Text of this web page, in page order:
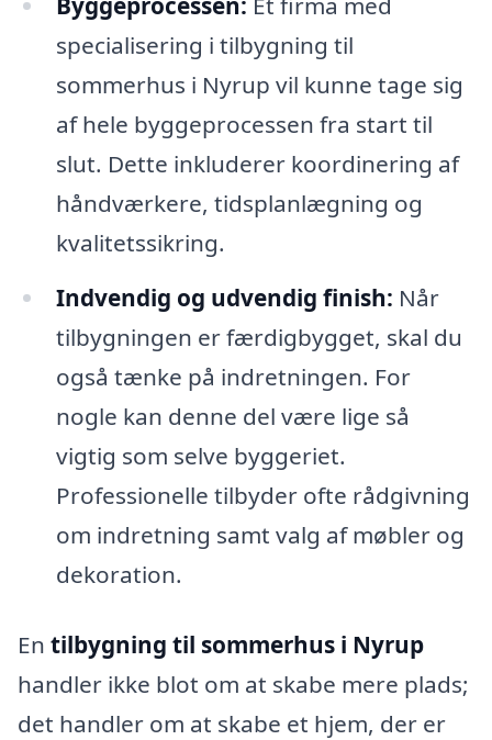
specialisering i tilbygning til
sommerhus i Nyrup vil kunne tage sig
af hele byggeprocessen fra start til
slut. Dette inkluderer koordinering af
håndværkere, tidsplanlægning og
kvalitetssikring.
Indvendig og udvendig finish: Når
tilbygningen er færdigbygget, skal du
også tænke på indretningen. For
nogle kan denne del være lige så
vigtig som selve byggeriet.
Professionelle tilbyder ofte rådgivning
om indretning samt valg af møbler og
dekoration.
En tilbygning til sommerhus i Nyrup
handler ikke blot om at skabe mere plads;
det handler om at skabe et hjem, der er